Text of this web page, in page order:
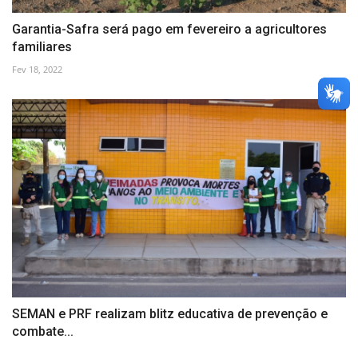
Garantia-Safra será pago em fevereiro a agricultores
familiares
Fev 18, 2022
SEMAN e PRF realizam blitz educativa de prevenção e
combate...